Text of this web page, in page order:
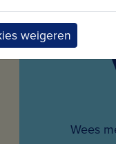
Wees
weigeren